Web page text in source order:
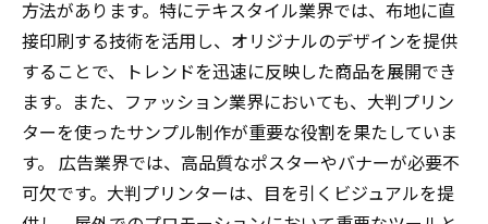
方法があります。特にテキスタイル業界では、布地に直
接印刷する技術を活用し、オリジナルのデザインを提供
することで、トレンドを迅速に反映した商品を展開でき
ます。また、ファッション業界においても、大判プリン
ターを使ったサンプル制作が重要な役割を果たしていま
す。 広告業界では、高品質なポスターやバナーが必要不
可欠です。大判プリンターは、目を引くビジュアルを提